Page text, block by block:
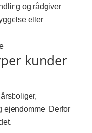
og rådgiver
eller
kunder
ejendomme. Derfor